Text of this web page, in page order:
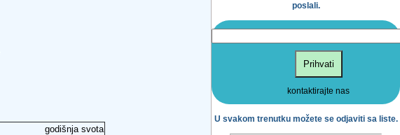
poslali.
Prihvati
kontaktirajte nas
U svakom trenutku možete se odjaviti sa liste.
godišnja svota